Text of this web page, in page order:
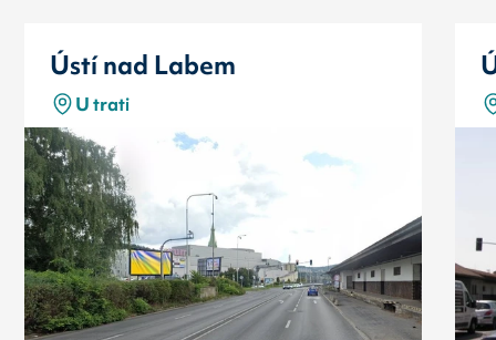
Ústí nad Labem
U trati